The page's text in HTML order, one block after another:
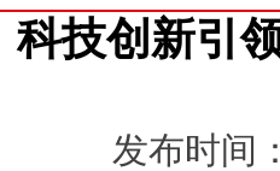
科技创新引
发布时间